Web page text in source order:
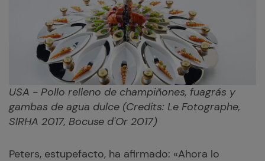
USA - Pollo relleno de champiñones, fuagrás y
gambas de agua dulce (Credits: Le Fotographe,
SIRHA 2017, Bocuse d'Or 2017)
Peters, estupefacto, ha afirmado: «Ahora lo